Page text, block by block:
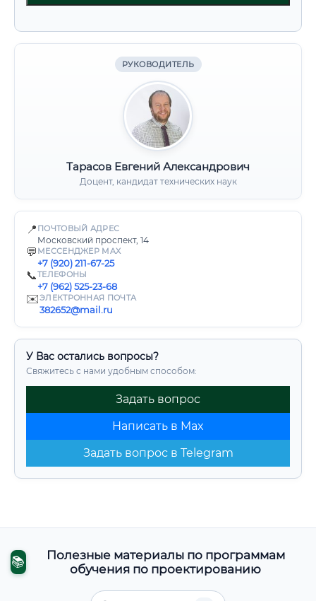
РУКОВОДИТЕЛЬ
Тарасов Евгений Александрович
Доцент, кандидат технических наук
📍 ПОЧТОВЫЙ АДРЕС
Московский проспект, 14
💬 МЕССЕНДЖЕР MAX
+7 (920) 211-67-25
📞ТЕЛЕФОНЫ
+7 (962) 525-23-68
✉️ЭЛЕКТРОННАЯ ПОЧТА
382652@mail.ru
У Вас остались вопросы?
Свяжитесь с нами удобным способом:
Задать вопрос
Написать в Max
Задать вопрос в Telegram
📚
Полезные материалы по программам
обучения по проектированию